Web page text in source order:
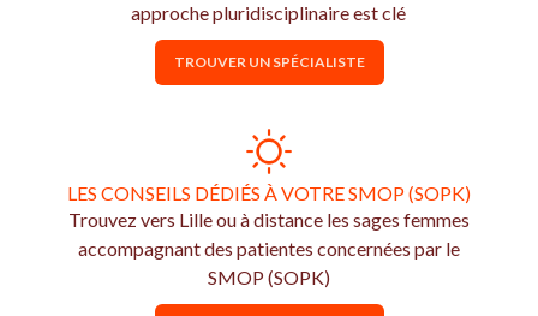
approche pluridisciplinaire est clé
TROUVER UN SPÉCIALISTE
LES CONSEILS DÉDIÉS À VOTRE SMOP (SOPK)
Trouvez vers Lille ou à distance les sages femmes
accompagnant des patientes concernées par le
SMOP (SOPK)